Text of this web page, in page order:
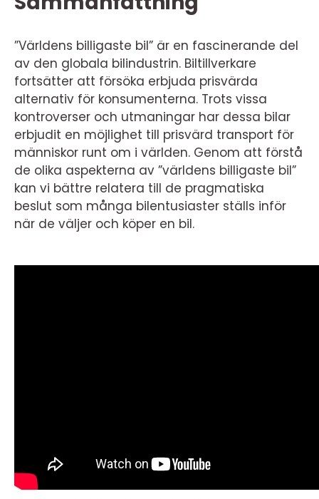
”Världens billigaste bil” är en fascinerande del
av den globala bilindustrin. Biltillverkare
fortsätter att försöka erbjuda prisvärda
alternativ för konsumenterna. Trots vissa
kontroverser och utmaningar har dessa bilar
erbjudit en möjlighet till prisvärd transport för
människor runt om i världen. Genom att förstå
de olika aspekterna av ”världens billigaste bil”
kan vi bättre relatera till de pragmatiska
beslut som många bilentusiaster ställs inför
när de väljer och köper en bil.